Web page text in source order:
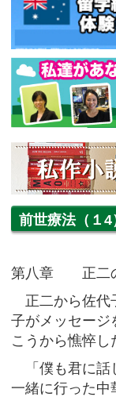
前世療法（１4
第八章 正二
正二から佐代
子がメッセージ
こうから憔悴し
「僕も君に話
一緒に行った中